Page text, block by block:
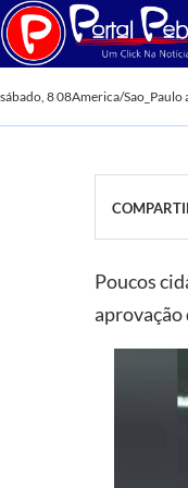
sábado, 8 08America/
Oportunidade:
Poucos
aprovação